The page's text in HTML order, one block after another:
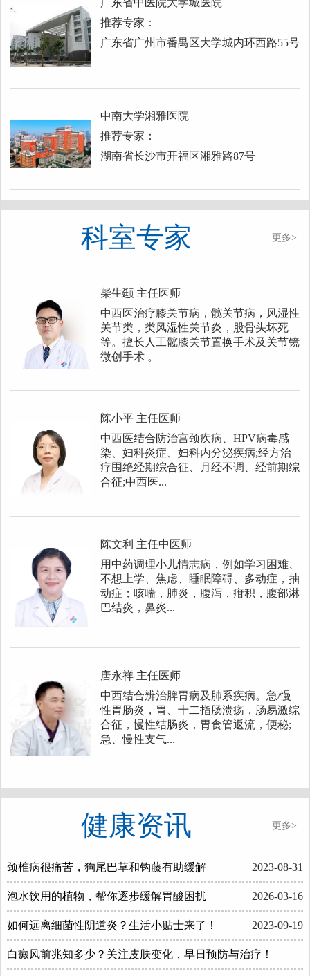
广东省中医院大学城医院
推荐专家：
广东省广州市番禺区大学城内环西路55号
中南大学湘雅医院
推荐专家：
湖南省长沙市开福区湘雅路87号
科室专家 更多>
柴生颋 主任医师
中西医治疗膝关节病，髋关节病，风湿性
关节类，类风湿性关节炎，股骨头坏死
等。擅长人工髋膝关节置换手术及关节镜
微创手术 。
陈小平 主任医师
中西医结合防治宫颈疾病、HPV病毒感
染、妇科炎症、妇科内分泌疾病;经方治
疗围绝经期综合征、月经不调、经前期综
合征;中西医...
陈文利 主任中医师
用中药调理小儿情志病，例如学习困难、
不想上学、焦虑、睡眠障碍、多动症，抽
动症；咳喘，肺炎，腹泻，疳积，腹部淋
巴结炎，鼻炎...
唐永祥 主任医师
中西结合辨治脾胃病及肺系疾病。急/慢
性胃肠炎，胃、十二指肠溃疡，肠易激综
合征，慢性结肠炎，胃食管返流，便秘;
急、慢性支气...
健康资讯 更多>
颈椎病很痛苦，狗尾巴草和钩藤有助缓解 2023-08-31
泡水饮用的植物，帮你逐步缓解胃酸困扰 2026-03-16
如何远离细菌性阴道炎？生活小贴士来了！ 2023-09-19
白癜风前兆知多少？关注皮肤变化，早日预防与治疗！